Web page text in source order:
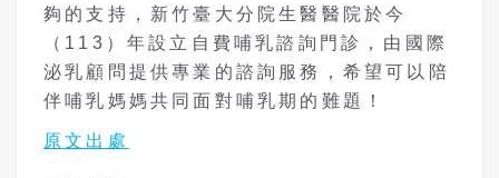
夠的支持，新竹臺大分院生醫醫院於今
（113）年設立自費哺乳諮詢門診，由國際
泌乳顧問提供專業的諮詢服務，希望可以陪
伴哺乳媽媽共同面對哺乳期的難題！
原文出處